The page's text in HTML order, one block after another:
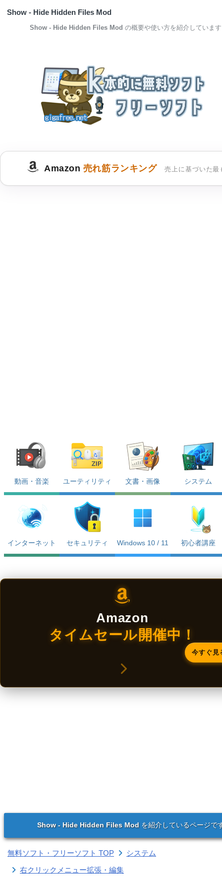
Show - Hide Hidden Files Mod
Show - Hide Hidden Files Mod の概要や使い方を紹介しています
Amazon 売れ筋ランキング 売上に基づいた最
動画・音楽 ユーティリティ 文書・画像 システム
インターネット セキュリティ Windows 10 / 11 初心者講座
Amazon
タイムセール開催中！
今すぐ見
Show - Hide Hidden Files Modを紹介しているページで
無料ソフト・フリーソフト TOP
システム
右クリックメニュー拡張・編集